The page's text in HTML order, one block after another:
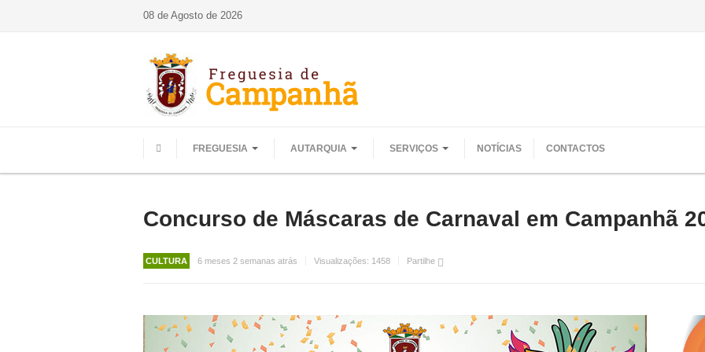
08 de Agosto de 2026
FREGUESIA AUTARQUIA SERVIÇOS NOTÍCIAS CONTACTOS
Concurso de Máscaras de Carnaval em Campanhã
CULTURA 6 meses 2 semanas atrás Visualizações: 1458 Partilhe